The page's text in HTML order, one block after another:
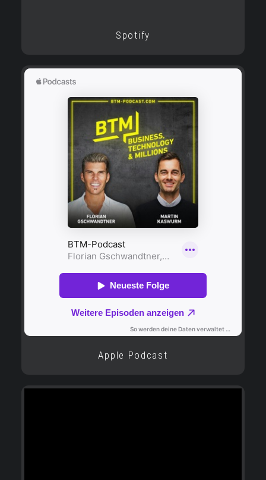
Spotify
Apple Podcast